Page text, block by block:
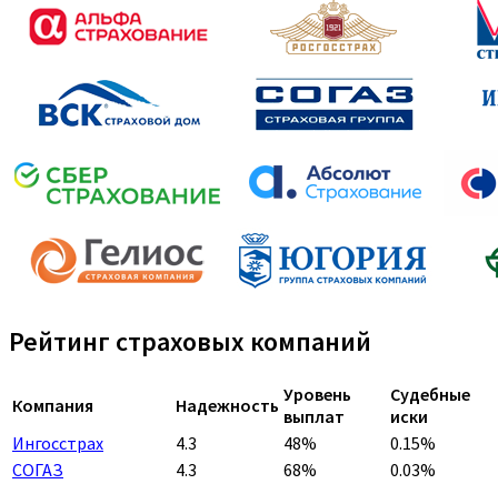
Рейтинг страховых компаний
Компания Надежность Уровень
выплат
Судебные
иски
Ингосстрах
4.3 48%
0.15%
СОГАЗ
4.3 68%
0.03%